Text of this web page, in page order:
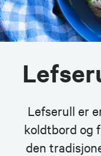
Lefserull er
koldtbord og
den